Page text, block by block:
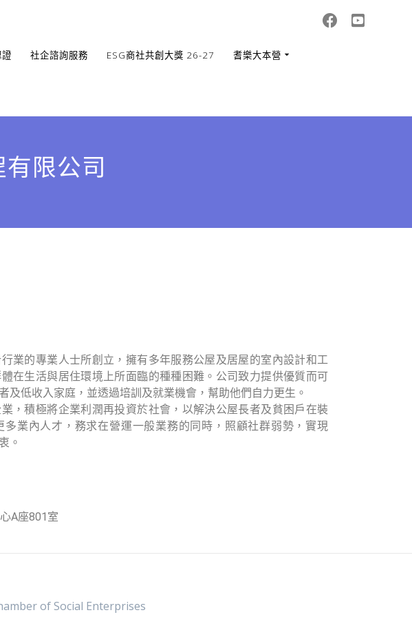
社企諮詢服務 ESG商社共創大獎 26-27 耆樂大本營
限公司
業的專業人士所創立，擁有多年服務公屋及居屋的室內設計和工
在生活與居住環境上所面臨的種種困難。公司致力提供優質而可
及低收入家庭，並透過培訓及就業機會，幫助他們自力更生。
，積極將企業利潤再投資於社會，以解決公屋長者及貧困戶在裝
業內人才，務求在營運一般業務的同時，照顧社群弱勢，實現
。
A座801室
of Social Enterprises